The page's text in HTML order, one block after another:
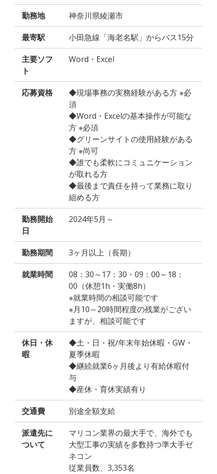
勤務地 神奈川県綾瀬市
最寄駅 小田急線「海老名駅」からバス15分
主要ソフ
ト
Word・Excel
応募資格
◆現場事務の実務経験がある方 ※必
須
◆Word・Excelの基本操作が可能な
方 ※必須
◆グリーンサイトの使用経験がある
方 ※尚可
◆誰でも柔軟にコミュニケーション
が取れる方
◆最後まで責任を持って業務に取り
組める方
勤務開始
日
2024年5月～
勤務期間 3ヶ月以上（長期）
就業時間
08：30～17：30・09：00～18：
00（休憩1h・実働8h）
※就業時間の相談可能です
※月10～20時間程度の残業がござい
ますが、相談可能です
休日・休
暇
◆土・日・祝/年末年始休暇・GW・
夏季休暇
◆継続就業6ヶ月後より有給休暇付
与
◆産休・育休実績有り
交通費 別途全額支給
派遣先に
ついて
マリコン業界の最大手で、海外でも
大型工事の実績を多数持つ準大手ゼ
ネコン
従業員数、3,353名